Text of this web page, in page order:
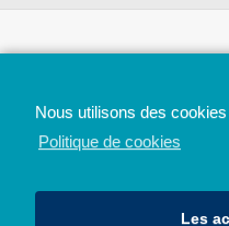
Nous utilisons des
Politique de cookies
Les